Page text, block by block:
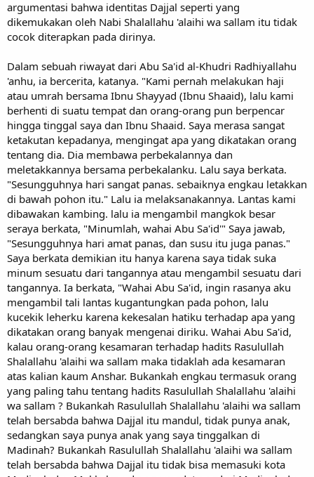
argumentasi bahwa identitas Dajjal seperti yang
dikemukakan oleh Nabi Shalallahu 'alaihi wa sallam itu tidak
cocok diterapkan pada dirinya.
Dalam sebuah riwayat dari Abu Sa'id al-Khudri Radhiyallahu
'anhu, ia bercerita, katanya. "Kami pernah melakukan haji
atau umrah bersama Ibnu Shayyad (Ibnu Shaaid), lalu kami
berhenti di suatu tempat dan orang-orang pun berpencar
hingga tinggal saya dan Ibnu Shaaid. Saya merasa sangat
ketakutan kepadanya, mengingat apa yang dikatakan orang
tentang dia. Dia membawa perbekalannya dan
meletakkannya bersama perbekalanku. Lalu saya berkata.
"Sesungguhnya hari sangat panas. sebaiknya engkau letakkan
di bawah pohon itu." Lalu ia melaksanakannya. Lantas kami
dibawakan kambing. lalu ia mengambil mangkok besar
seraya berkata, "Minumlah, wahai Abu Sa'id'" Saya jawab,
"Sesungguhnya hari amat panas, dan susu itu juga panas."
Saya berkata demikian itu hanya karena saya tidak suka
minum sesuatu dari tangannya atau mengambil sesuatu dari
tangannya. Ia berkata, "Wahai Abu Sa'id, ingin rasanya aku
mengambil tali lantas kugantungkan pada pohon, lalu
kucekik leherku karena kekesalan hatiku terhadap apa yang
dikatakan orang banyak mengenai diriku. Wahai Abu Sa'id,
kalau orang-orang kesamaran terhadap hadits Rasulullah
Shalallahu 'alaihi wa sallam maka tidaklah ada kesamaran
atas kalian kaum Anshar. Bukankah engkau termasuk orang
yang paling tahu tentang hadits Rasulullah Shalallahu 'alaihi
wa sallam ? Bukankah Rasulullah Shalallahu 'alaihi wa sallam
telah bersabda bahwa Dajjal itu mandul, tidak punya anak,
sedangkan saya punya anak yang saya tinggalkan di
Madinah? Bukankah Rasulullah Shalallahu 'alaihi wa sallam
telah bersabda bahwa Dajjal itu tidak bisa memasuki kota